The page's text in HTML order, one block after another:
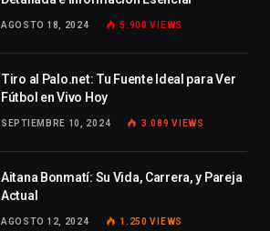
AGOSTO 18, 2024 5.900VIEWS
Tiro al Palo.net: Tu Fuente Ideal para Ver
Fútbol en Vivo Hoy
SEPTIEMBRE 10, 2024 3.089VIEWS
Aitana Bonmatí: Su Vida, Carrera, y Pareja
Actual
AGOSTO 12, 2024 1.250VIEWS